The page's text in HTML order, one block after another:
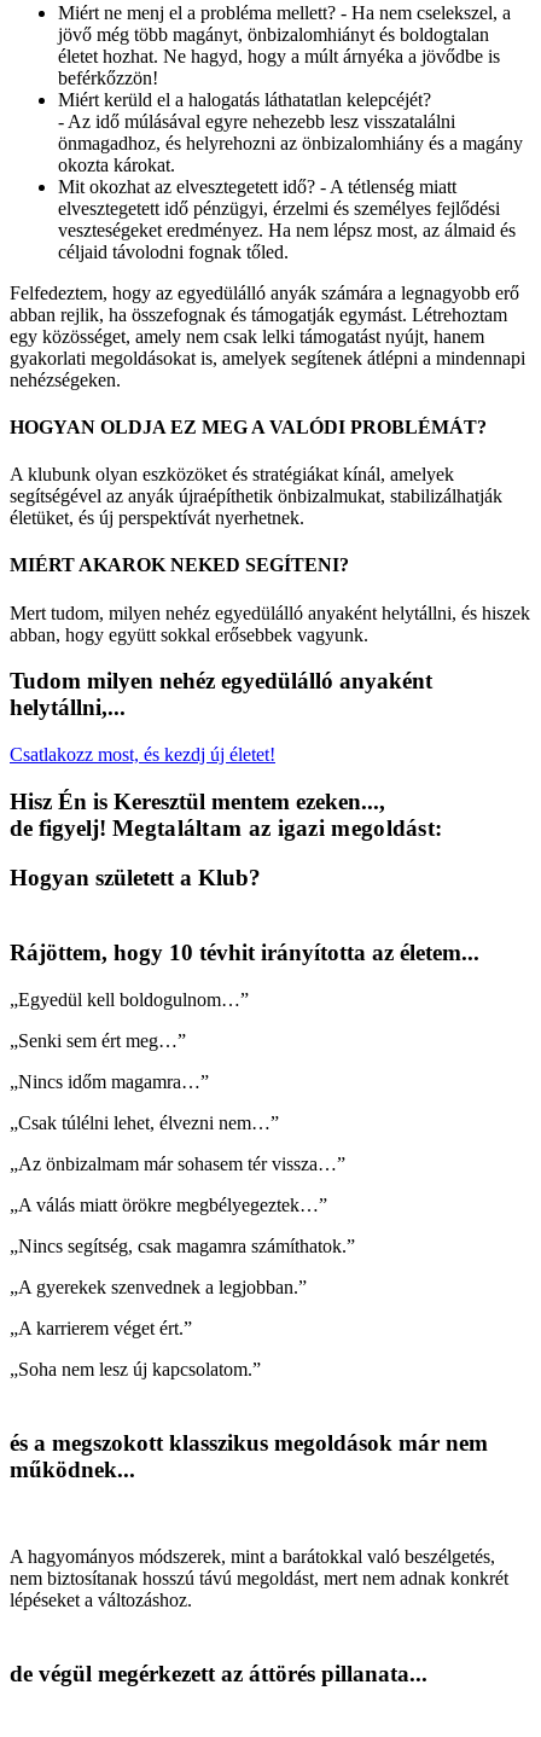
Miért ne menj el a probléma mellett? - Ha nem cselekszel, a
jövő még több magányt, önbizalomhiányt és boldogtalan
életet hozhat. Ne hagyd, hogy a múlt árnyéka a jövődbe is
beférkőzzön!
Miért kerüld el a halogatás láthatatlan kelepcéjét?
- Az idő múlásával egyre nehezebb lesz visszatalálni
önmagadhoz, és helyrehozni az önbizalomhiány és a magány
okozta károkat.
Mit okozhat az elvesztegetett idő? - A tétlenség miatt
elvesztegetett idő pénzügyi, érzelmi és személyes fejlődési
veszteségeket eredményez. Ha nem lépsz most, az álmaid és
céljaid távolodni fognak tőled.
Felfedeztem, hogy az egyedülálló anyák számára a legnagyobb erő
abban rejlik, ha összefognak és támogatják egymást. Létrehoztam
egy közösséget, amely nem csak lelki támogatást nyújt, hanem
gyakorlati megoldásokat is, amelyek segítenek átlépni a mindennapi
nehézségeken.
HOGYAN OLDJA EZ MEG A VALÓDI PROBLÉMÁT?
A klubunk olyan eszközöket és stratégiákat kínál, amelyek
segítségével az anyák újraépíthetik önbizalmukat, stabilizálhatják
életüket, és új perspektívát nyerhetnek.
MIÉRT AKAROK NEKED SEGÍTENI?
Mert tudom, milyen nehéz egyedülálló anyaként helytállni, és hiszek
abban, hogy együtt sokkal erősebbek vagyunk.
Tudom milyen nehéz egyedülálló anyaként
helytállni,...
Csatlakozz most, és kezdj új életet!
Hisz Én is Keresztül mentem ezeken...,
de figyelj! Megtaláltam az igazi megoldást:
Hogyan született a Klub?
Rájöttem, hogy 10 tévhit irányította az életem...
„Egyedül kell boldogulnom…”
„Senki sem ért meg…”
„Nincs időm magamra…”
„Csak túlélni lehet, élvezni nem…”
„Az önbizalmam már sohasem tér vissza…”
„A válás miatt örökre megbélyegeztek…”
„Nincs segítség, csak magamra számíthatok.”
„A gyerekek szenvednek a legjobban.”
„A karrierem véget ért.”
„Soha nem lesz új kapcsolatom.”
és a megszokott klasszikus megoldások már nem
működnek...
A hagyományos módszerek, mint a barátokkal való beszélgetés,
nem biztosítanak hosszú távú megoldást, mert nem adnak konkrét
lépéseket a változáshoz.
de végül megérkezett az áttörés pillanata...